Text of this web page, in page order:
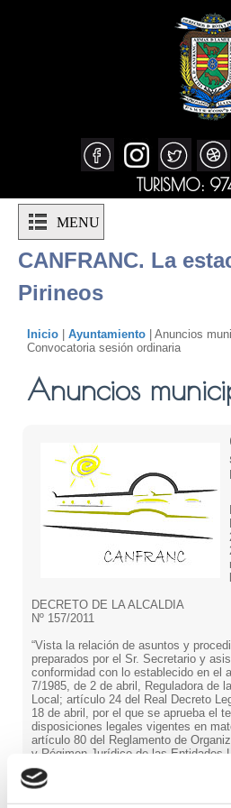
TURISMO:
MENU
CANFRANC. La
Pirineos
Inicio Ayuntamiento | Anuncios
Convocatoria sesión ordinaria
Anuncios
DECRETO DE LA ALCALDIA
Nº 157/2011
“Vista la relación de asuntos y
preparados por el Sr. Secretario y
conformidad con lo establecido en el
7/1985, de 2 de abril, Reguladora de
Local; artículo 24 del Real Decreto
18 de abril, por el que se aprueba el
disposiciones legales vigentes en
artículo 80 del Reglamento de
y Régimen Jurídico de las Entidades
Real Decreto 2568/1986, de 28 de
de la Ley 7/1999, de 9 de abril, de